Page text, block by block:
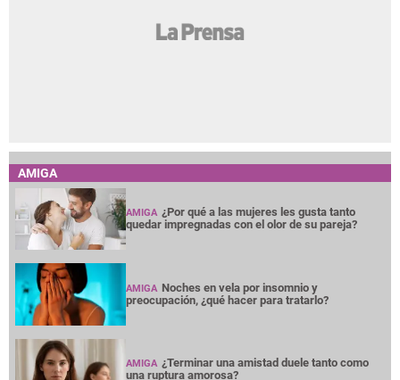
AMIGA
AMIGA ¿Por qué a las mujeres les gusta tanto
quedar impregnadas con el olor de su pareja?
AMIGA Noches en vela por insomnio y
preocupación, ¿qué hacer para tratarlo?
AMIGA ¿Terminar una amistad duele tanto como
una ruptura amorosa?